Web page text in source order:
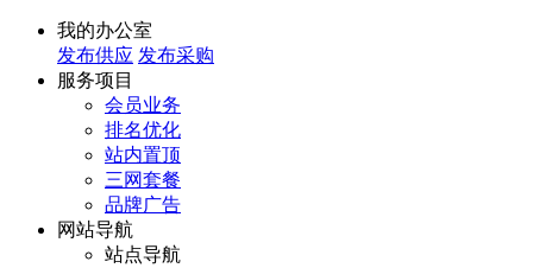
我的办公室
发布供应 发布采购
服务项目
会员业务
排名优化
站内置顶
三网套餐
品牌广告
网站导航
站点导航